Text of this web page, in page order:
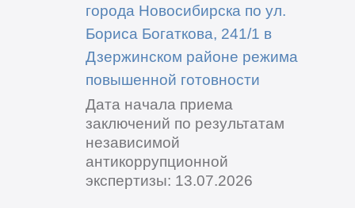
города Новосибирска по ул.
Бориса Богаткова, 241/1 в
Дзержинском районе режима
повышенной готовности
Дата начала приема
заключений по результатам
независимой
антикоррупционной
экспертизы: 13.07.2026